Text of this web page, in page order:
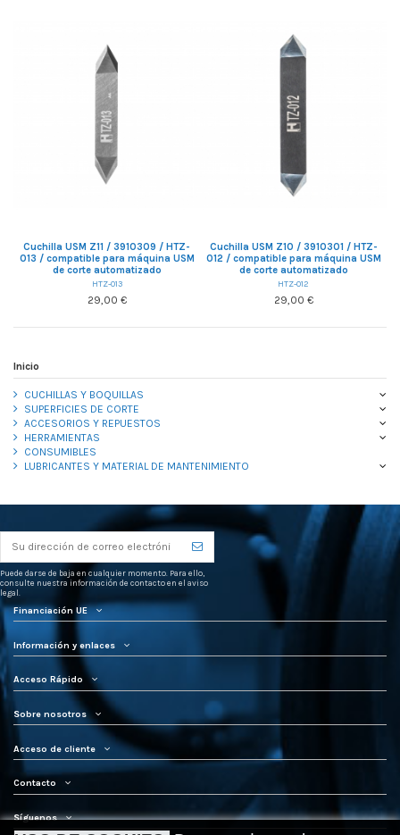
Cuchilla USM Z11 / 3910309 / HTZ-
013 / compatible para máquina USM
de corte automatizado
HTZ-013
29,00 €
Cuchilla USM Z10 / 3910301 / HTZ-
012 / compatible para máquina USM
de corte automatizado
HTZ-012
29,00 €
Inicio
CUCHILLAS Y BOQUILLAS
SUPERFICIES DE CORTE
ACCESORIOS Y REPUESTOS
HERRAMIENTAS
CONSUMIBLES
LUBRICANTES Y MATERIAL DE MANTENIMIENTO
Puede darse de baja en cualquier momento. Para ello,
consulte nuestra información de contacto en el aviso
legal.
Financiación UE
Información y enlaces
Acceso Rápido
Sobre nosotros
Acceso de cliente
Contacto
Síguenos